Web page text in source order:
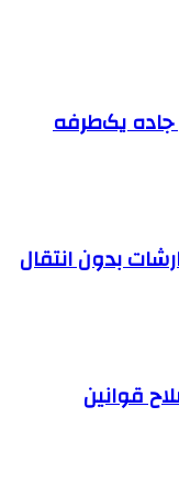
این جاده یک‌طرفه
بدون انتقال
قوانین